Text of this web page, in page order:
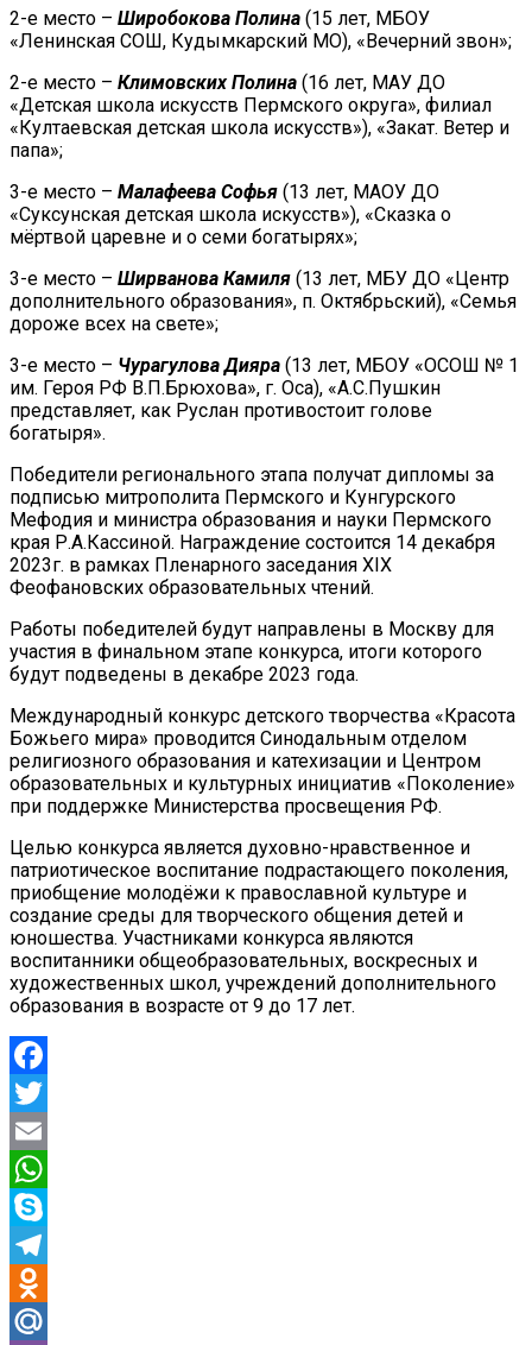
2-е место – Широбокова Полина (15 лет, МБОУ
«Ленинская СОШ, Кудымкарский МО), «Вечерний звон»;
2-е место – Климовских Полина (16 лет, МАУ ДО
«Детская школа искусств Пермского округа», филиал
«Култаевская детская школа искусств»), «Закат. Ветер и
папа»;
3-е место – Малафеева Софья (13 лет, МАОУ ДО
«Суксунская детская школа искусств»), «Сказка о
мёртвой царевне и о семи богатырях»;
3-е место – Ширванова Камиля (13 лет, МБУ ДО «Центр
дополнительного образования», п. Октябрьский), «Семья
дороже всех на свете»;
3-е место – Чурагулова Дияра (13 лет, МБОУ «ОСОШ № 1
им. Героя РФ В.П.Брюхова», г. Оса), «А.С.Пушкин
представляет, как Руслан противостоит голове
богатыря».
Победители регионального этапа получат дипломы за
подписью митрополита Пермского и Кунгурского
Мефодия и министра образования и науки Пермского
края Р.А.Кассиной. Награждение состоится 14 декабря
2023г. в рамках Пленарного заседания XIX
Феофановских образовательных чтений.
Работы победителей будут направлены в Москву для
участия в финальном этапе конкурса, итоги которого
будут подведены в декабре 2023 года.
Международный конкурс детского творчества «Красота
Божьего мира» проводится Синодальным отделом
религиозного образования и катехизации и Центром
образовательных и культурных инициатив «Поколение»
при поддержке Министерства просвещения РФ.
Целью конкурса является духовно-нравственное и
патриотическое воспитание подрастающего поколения,
приобщение молодёжи к православной культуре и
создание среды для творческого общения детей и
юношества. Участниками конкурса являются
воспитанники общеобразовательных, воскресных и
художественных школ, учреждений дополнительного
образования в возрасте от 9 до 17 лет.
Facebook
Twitter
Email
WhatsApp
Skype
Telegram
Odnoklassniki